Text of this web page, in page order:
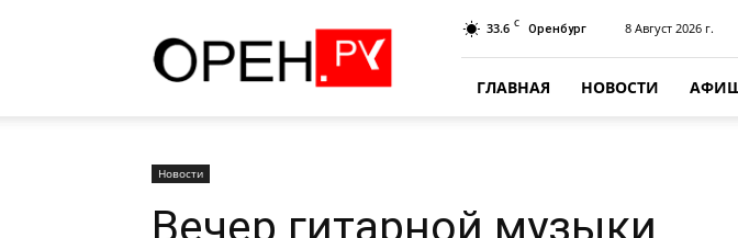
33.6 C Оренбург 8 Август 2026 г.
ГЛАВНАЯ НОВОСТИ
Новости
Вечер гитарной музыки